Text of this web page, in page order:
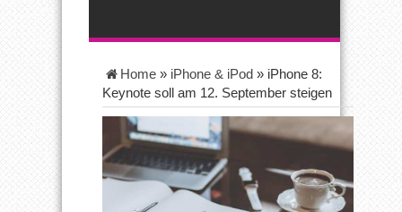
Home » iPhone & iPod » iPhone 8:
Keynote soll am 12. September steigen